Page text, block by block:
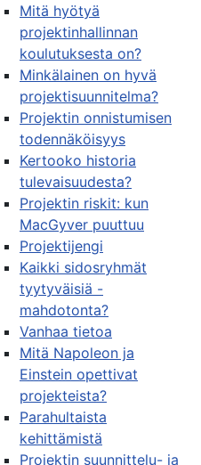
Mitä hyötyä
projektinhallinnan
koulutuksesta on?
Minkälainen on hyvä
projektisuunnitelma?
Projektin onnistumisen
todennäköisyys
Kertooko historia
tulevaisuudesta?
Projektin riskit: kun
MacGyver puuttuu
Projektijengi
Kaikki sidosryhmät
tyytyväisiä -
mahdotonta?
Vanhaa tietoa
Mitä Napoleon ja
Einstein opettivat
projekteista?
Parahultaista
kehittämistä
Projektin suunnittelu- ja